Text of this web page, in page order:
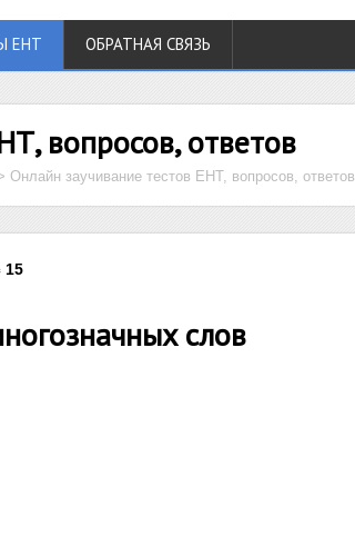
ЕНТ ОБРАТНАЯ СВЯЗЬ
вопросов, ответов
Онлайн заучивание тестов ЕНТ, вопросов, ответов
15
слов